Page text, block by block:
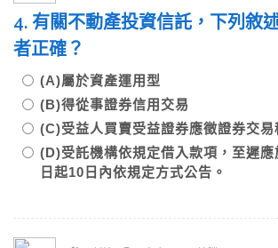
4. 有關不動產投資信託，下列敘
者正確？
(A)屬於資產運用型
(B)得從事證券信用交易
(C)受益人買賣受益證券應徵證券交易
(D)受託機構依規定借入款項，至遲應
日起10日內依規定方式公告。